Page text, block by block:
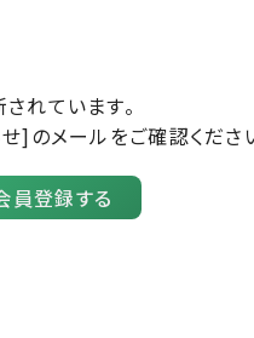
れています。
]のメールをご確認くださ
員登録する